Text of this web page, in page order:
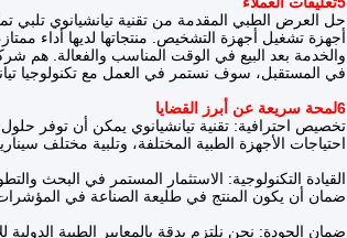
حل العرض الطبي المقدمة من تقنية تيانشيانوي تلبي
أجهزة تشغيل أجهزة التشخيص. منتجاتها لديها أداء
والخدمة بعد البيع في الوقت المناسب والفعالة. هم
في المستقبل، سوف نستمر في العمل مع تكنولوجيا
6لمحة سريعة عن أبرز القضايا
تخصيص احترافية: تقنية تيانشيانوي يمكن أن توفر
احتياجات الأجهزة الطبية المختلفة، وتلبية مختلف
القيادة التكنولوجية: الاستثمار المستمر في البحث
ضمان أن يكون المنتج في طليعة الصناعة في المؤشرات
ضمان الجودة: نحن نلتزم بدقة بالمعايير الطبية الدولية